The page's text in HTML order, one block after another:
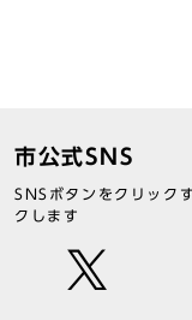
市公式SNS
SNSボタンをクリック
クします